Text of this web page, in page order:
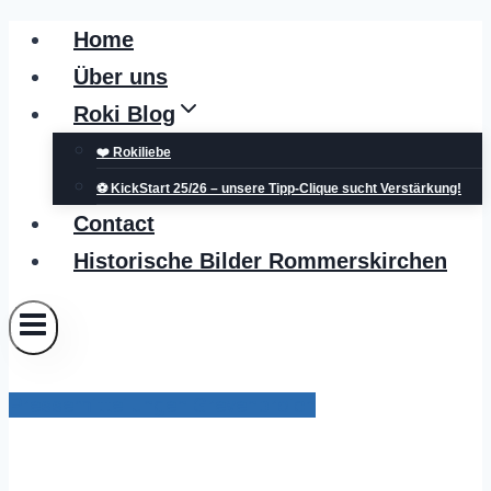
Zum
Inhalt
springen
Home
Über uns
Roki Blog
❤️ Rokiliebe
⚽ KickStart 25/26 – unsere Tipp-Clique sucht Verstärkung!
Contact
Historische Bilder Rommerskirchen